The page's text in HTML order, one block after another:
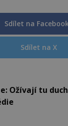
Sdílet na
Sdílet na X
Ožívají tu